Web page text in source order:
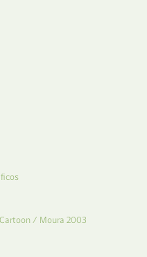
Cartoon / Moura 2003